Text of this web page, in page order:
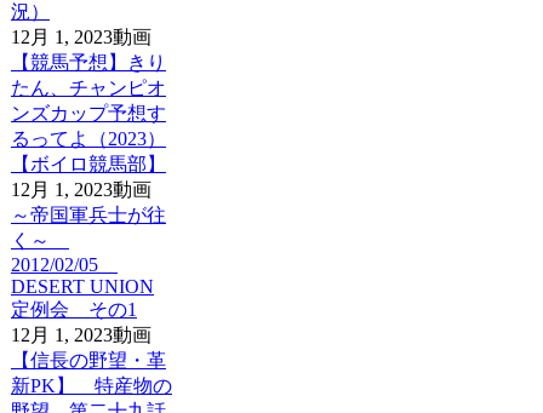
況）
12月 1, 2023動画
【競馬予想】きり
たん、チャンピオ
ンズカップ予想す
るってよ（2023）
【ボイロ競馬部】
12月 1, 2023動画
～帝国軍兵士が往
く～
2012/02/05
DESERT UNION
定例会 その1
12月 1, 2023動画
【信長の野望・革
新PK】 特産物の